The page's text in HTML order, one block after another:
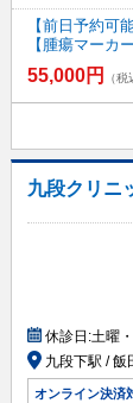
【前日予約可
【腫瘍マーカ
55,000円 （税
九段クリニ
休診日:土曜
九段下駅 / 飯
オンライン決済